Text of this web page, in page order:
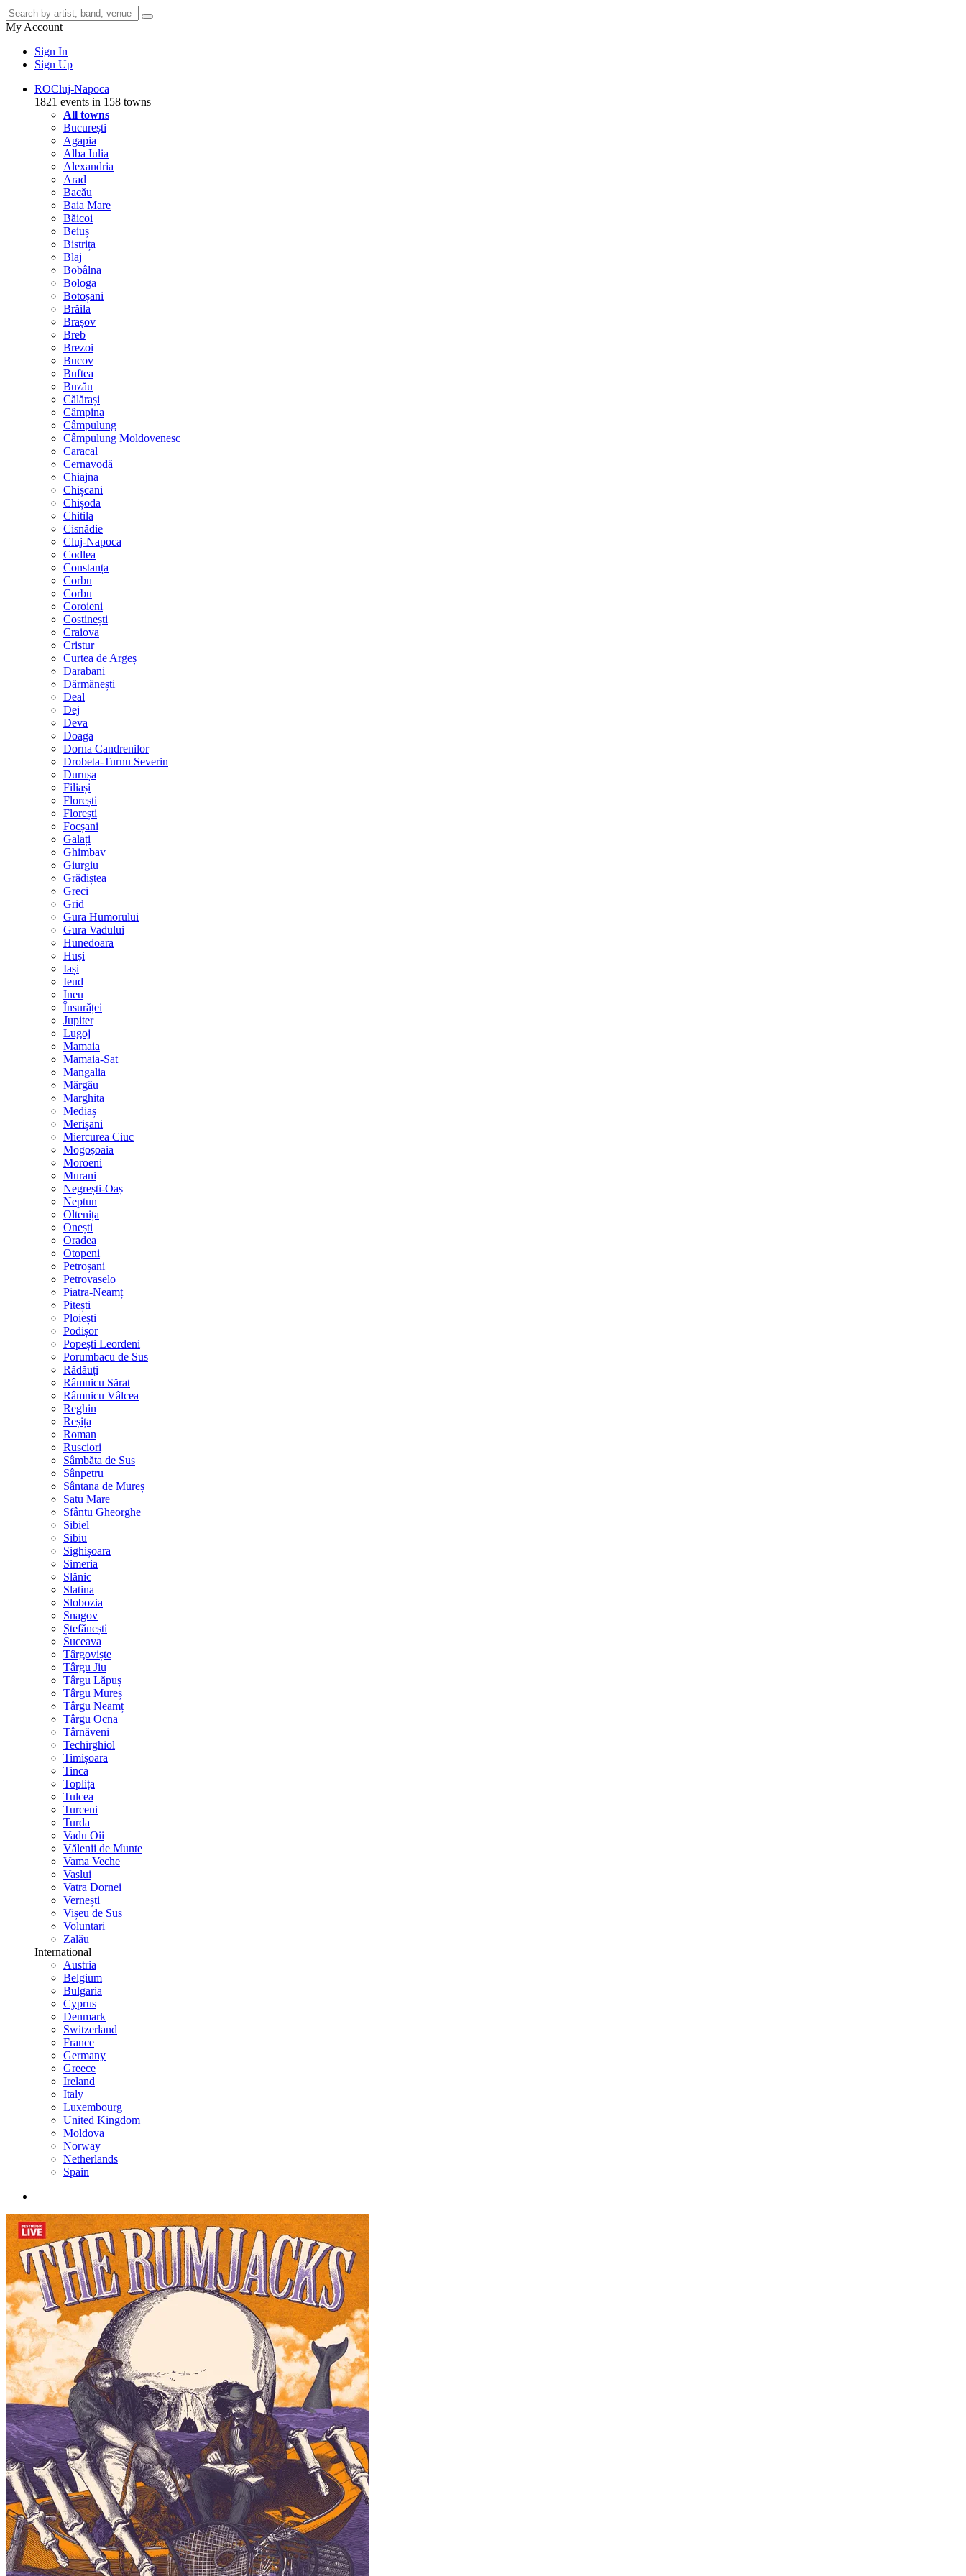
My Account
Sign In
Sign Up
ROCluj-Napoca
1821 events in 158 towns
All towns
București
Agapia
Alba Iulia
Alexandria
Arad
Bacău
Baia Mare
Băicoi
Beiuș
Bistrița
Blaj
Bobâlna
Bologa
Botoșani
Brăila
Brașov
Breb
Brezoi
Bucov
Buftea
Buzău
Călărași
Câmpina
Câmpulung
Câmpulung Moldovenesc
Caracal
Cernavodă
Chiajna
Chișcani
Chișoda
Chitila
Cisnădie
Cluj-Napoca
Codlea
Constanța
Corbu
Corbu
Coroieni
Costinești
Craiova
Cristur
Curtea de Argeș
Darabani
Dărmănești
Deal
Dej
Deva
Doaga
Dorna Candrenilor
Drobeta-Turnu Severin
Durușa
Filiași
Florești
Florești
Focșani
Galați
Ghimbav
Giurgiu
Grădiștea
Greci
Grid
Gura Humorului
Gura Vadului
Hunedoara
Huși
Iași
Ieud
Ineu
Însurăței
Jupiter
Lugoj
Mamaia
Mamaia-Sat
Mangalia
Mărgău
Marghita
Mediaș
Merișani
Miercurea Ciuc
Mogoșoaia
Moroeni
Murani
Negrești-Oaș
Neptun
Oltenița
Onești
Oradea
Otopeni
Petroșani
Petrovaselo
Piatra-Neamț
Pitești
Ploiești
Podișor
Popești Leordeni
Porumbacu de Sus
Rădăuți
Râmnicu Sărat
Râmnicu Vâlcea
Reghin
Reșița
Roman
Rusciori
Sâmbăta de Sus
Sânpetru
Sântana de Mureș
Satu Mare
Sfântu Gheorghe
Sibiel
Sibiu
Sighișoara
Simeria
Slănic
Slatina
Slobozia
Snagov
Ștefănești
Suceava
Târgoviște
Târgu Jiu
Târgu Lăpuș
Târgu Mureș
Târgu Neamț
Târgu Ocna
Târnăveni
Techirghiol
Timișoara
Tinca
Toplița
Tulcea
Turceni
Turda
Vadu Oii
Vălenii de Munte
Vama Veche
Vaslui
Vatra Dornei
Vernești
Vișeu de Sus
Voluntari
Zalău
International
Austria
Belgium
Bulgaria
Cyprus
Denmark
Switzerland
France
Germany
Greece
Ireland
Italy
Luxembourg
United Kingdom
Moldova
Norway
Netherlands
Spain